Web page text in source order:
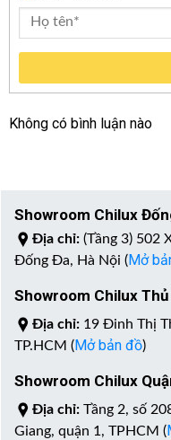
Không có bình luận nào
Showroom Chilux
Địa chỉ: (Tầng 3) 502
Đống Đa, Hà Nội (Mở
Showroom Chilux
Địa chỉ: 19 Đinh Thị
TP.HCM (Mở bản đồ)
Showroom Chilux
Địa chỉ: Tầng 2, số
Giang, quận 1, TPHCM (